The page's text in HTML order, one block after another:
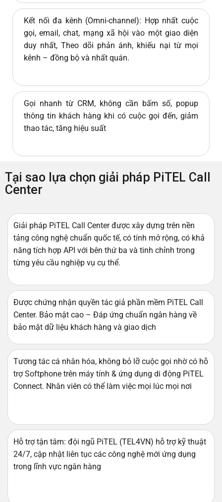
Kết nối đa kênh (Omni-channel): Hợp nhất cuộc
gọi, email, chat, mạng xã hội vào một giao diện
duy nhất, Theo dõi phản ánh, khiếu nại từ mọi
kênh – đồng bộ và nhất quán.
Gọi nhanh từ CRM, không cần bấm số, popup
thông tin khách hàng khi có cuộc gọi đến, giảm
thao tác, tăng hiệu suất
Tại sao lựa chọn giải pháp PiTEL Call
Center
Giải pháp PiTEL Call Center được xây dựng trên nền
tảng công nghệ chuẩn quốc tế, có tính mở rộng, có khả
năng tích hợp API với bên thứ ba và tinh chỉnh trong
từng yêu cầu nghiệp vụ cụ thể.
Được chứng nhận quyền tác giả phần mềm PiTEL Call
Center. Bảo mật cao – Đáp ứng chuẩn ngân hàng về
bảo mật dữ liệu khách hàng và giao dịch
Tương tác cá nhân hóa, không bỏ lỡ cuộc gọi nhờ có hỗ
trợ Softphone trên máy tính & ứng dụng di động PiTEL
Connect. Nhân viên có thể làm việc mọi lúc mọi nơi
Hỗ trợ tận tâm: đội ngũ PiTEL (TEL4VN) hỗ trợ kỹ thuật
24/7, cập nhật liên tục các công nghệ mới ứng dụng
trong lĩnh vực ngân hàng